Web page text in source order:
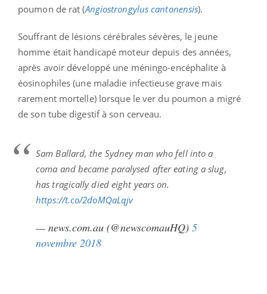
poumon de rat (Angiostrongyluscantonensis).
Souffrant de lésions cérébrales sévères, le jeune
homme était handicapé moteur depuis des années,
après avoir développé une méningo-encéphalite à
éosinophiles (une maladie infectieuse grave mais
rarement mortelle) lorsque le ver du poumon a migré
de son tube digestif à son cerveau.
Sam Ballard, the Sydney man who fell into a
coma and became paralysed after eating a slug,
has tragically died eight years on.
https://t.co/2doMQaLqjv
— news.com.au (@newscomauHQ) 5
novembre 2018